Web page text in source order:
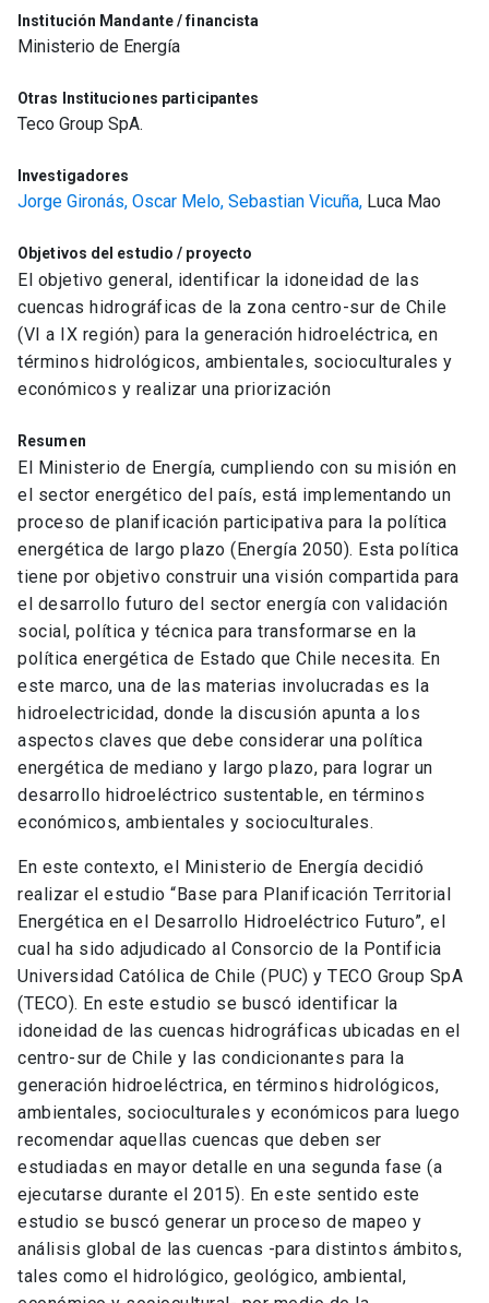
Institución Mandante / financista
Ministerio de Energía
Otras Instituciones participantes
Teco Group SpA.
Investigadores
Jorge Gironás, Oscar Melo, Sebastian Vicuña, Luca Mao
Objetivos del estudio / proyecto
El objetivo general, identificar la idoneidad de las
cuencas hidrográficas de la zona centro-sur de Chile
(VI a IX región) para la generación hidroeléctrica, en
términos hidrológicos, ambientales, socioculturales y
económicos y realizar una priorización
Resumen
El Ministerio de Energía, cumpliendo con su misión en
el sector energético del país, está implementando un
proceso de planificación participativa para la política
energética de largo plazo (Energía 2050). Esta política
tiene por objetivo construir una visión compartida para
el desarrollo futuro del sector energía con validación
social, política y técnica para transformarse en la
política energética de Estado que Chile necesita. En
este marco, una de las materias involucradas es la
hidroelectricidad, donde la discusión apunta a los
aspectos claves que debe considerar una política
energética de mediano y largo plazo, para lograr un
desarrollo hidroeléctrico sustentable, en términos
económicos, ambientales y socioculturales.
En este contexto, el Ministerio de Energía decidió
realizar el estudio “Base para Planificación Territorial
Energética en el Desarrollo Hidroeléctrico Futuro”, el
cual ha sido adjudicado al Consorcio de la Pontificia
Universidad Católica de Chile (PUC) y TECO Group SpA
(TECO). En este estudio se buscó identificar la
idoneidad de las cuencas hidrográficas ubicadas en el
centro-sur de Chile y las condicionantes para la
generación hidroeléctrica, en términos hidrológicos,
ambientales, socioculturales y económicos para luego
recomendar aquellas cuencas que deben ser
estudiadas en mayor detalle en una segunda fase (a
ejecutarse durante el 2015). En este sentido este
estudio se buscó generar un proceso de mapeo y
análisis global de las cuencas -para distintos ámbitos,
tales como el hidrológico, geológico, ambiental,